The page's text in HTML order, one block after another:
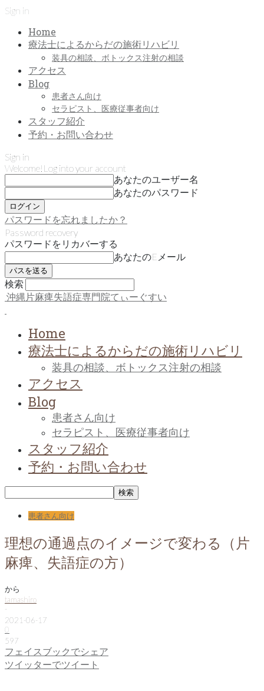
Sign in
Home
療法士によるからだの施術リハビリ
装具の相談、ボトックス注射の相談
アクセス
Blog
患者さん向け
セラピスト、医療従事者向け
スタッフ紹介
予約・お問い合わせ
Sign in
Welcome! Log into your account
あなたのユーザー名
あなたのパスワード
パスワードを忘れましたか？
Password recovery
パスワードをリカバーする
あなたのEメール
検索
沖縄片麻痺失語症専門院てぃーぐすい
Home
療法士によるからだの施術リハビリ
装具の相談、ボトックス注射の相談
アクセス
Blog
患者さん向け
セラピスト、医療従事者向け
スタッフ紹介
予約・お問い合わせ
患者さん向け
理想の通過点のイメージで変わる（片
麻痺、失語症の方）
から
tamashiro
-
2021-06-17
0
597
フェイスブックでシェア
ツイッターでツイート